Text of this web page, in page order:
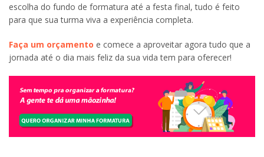
escolha do fundo de formatura até a festa final, tudo é feito
para que sua turma viva a experiência completa.
Faça um orçamento e comece a aproveitar agora tudo que a
jornada até o dia mais feliz da sua vida tem para oferecer!